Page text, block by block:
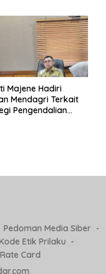
Majene Hadiri
Mendagri Terkait
Pengendalian
Pedoman Media Siber
Etik Prilaku
Rate Card